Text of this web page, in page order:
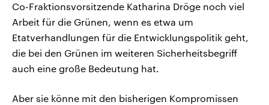
Co-Fraktionsvorsitzende Katharina Dröge noch viel
Arbeit für die Grünen, wenn es etwa um
Etatverhandlungen für die Entwicklungspolitik geht,
die bei den Grünen im weiteren Sicherheitsbegriff
auch eine große Bedeutung hat.
Aber sie könne mit den bisherigen Kompromissen